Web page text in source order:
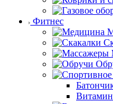
Фитнес